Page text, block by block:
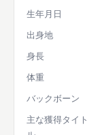
生年月日
出身地
身長
体重
バックボーン
主な獲得タイト